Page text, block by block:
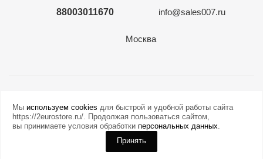
88003011670 info@sales007.ru
Москва
Мы используем cookies для быстрой и удобной работы сайта
https://2eurostore.ru/. Продолжая пользоваться сайтом,
вы принимаете условия обработки персональных данных.
Принять